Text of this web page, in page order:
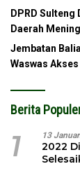
DPRD
Daerah
Jembatan
Waswas
Berita
1 13
2022